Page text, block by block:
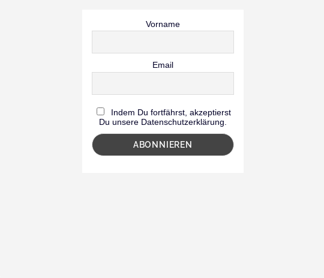
Vorname
Email
Indem Du fortfährst, akzeptierst
Du unsere Datenschutzerklärung.